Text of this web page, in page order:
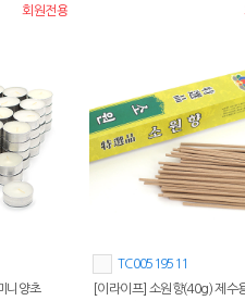
회원전용
니양초
TC00519511
[이라이프] 소원향(40g) 제수